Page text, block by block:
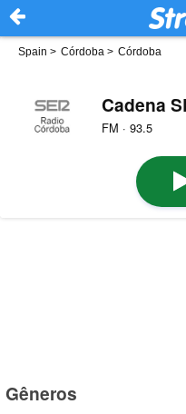
Spain > Córdoba > Córdoba
Cadena
FM · 93.5
Gêneros